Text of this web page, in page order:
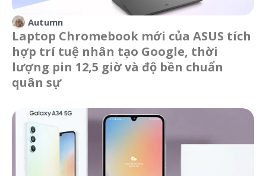
Autumn
Laptop Chromebook mới của ASUS tích
hợp trí tuệ nhân tạo Google, thời
lượng pin 12,5 giờ và độ bền chuẩn
quân sự